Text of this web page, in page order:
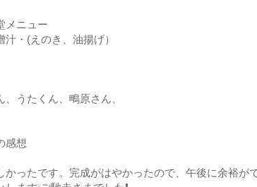
メニュー
・(えのき、油揚げ）
うたくん、鴫原さん、
感想
かったです。完成がはやかったので、午後に余裕が